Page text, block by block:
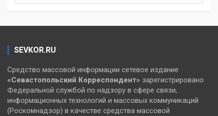
SEVKOR.RU
Средство массовой информации сетевое издание
«Севастопольский Корреспондент» зарегистрировано
Федеральной службой по надзору в сфере связи,
информационных технологий и массовых коммуникаций
(Роскомнадзор) в качестве средства массовой